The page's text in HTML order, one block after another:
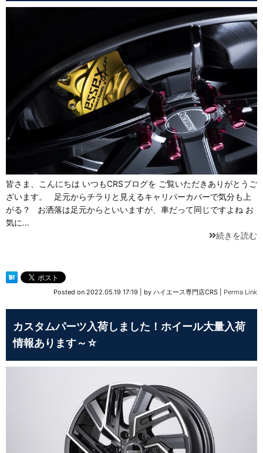
皆さま、こんにちは いつもCRSブログを ご覧いただきありがとうご
ざいます。 足元からチラりと見えるキャリパーカバーで気分も上
がる？ お洒落は足元からといいますが、車だって同じですよね お
気に…
続きを読む
Posted on 2022.05.19 17:19 by ハイエース専門店CRS Perma Link
カスタムパーツ入荷しました！ホイール大量入荷
情報あります～☆